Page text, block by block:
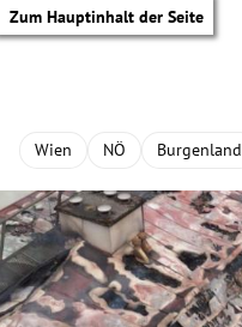
Zum Hauptinhalt der Seite
Wien NÖ Burgenland